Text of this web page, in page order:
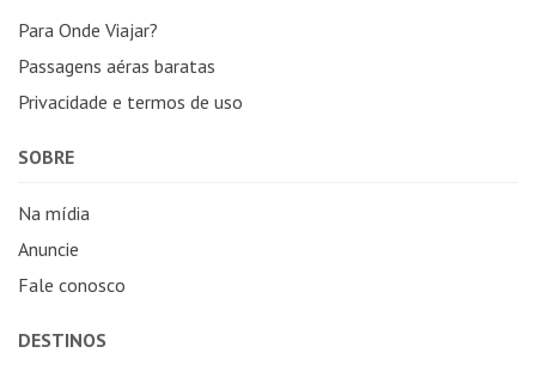
Para Onde Viajar?
Passagens aéras baratas
Privacidade e termos de uso
SOBRE
Na mídia
Anuncie
Fale conosco
DESTINOS